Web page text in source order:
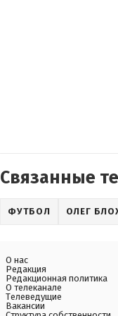
Связанные
ФУТБОЛ ОЛЕГ
О нас
Редакция
Редакционная политика
О телеканале
Телеведущие
Вакансии